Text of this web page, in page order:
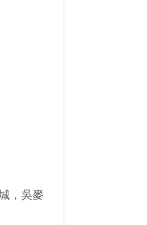
，吳麥